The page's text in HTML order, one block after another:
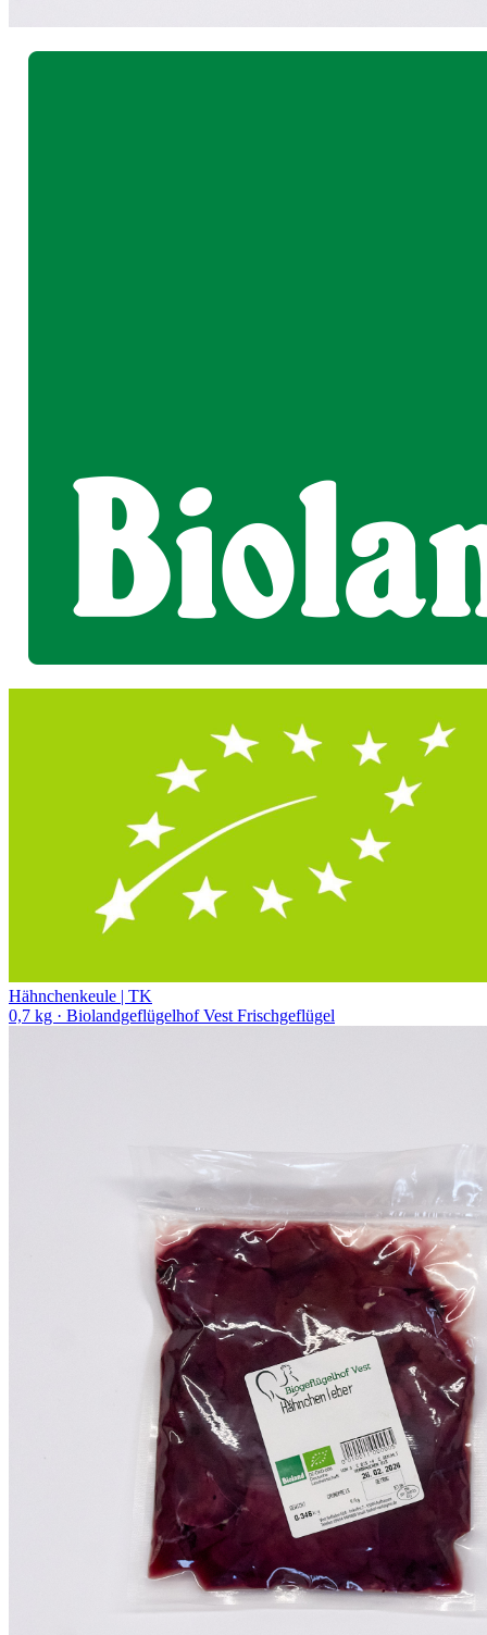
Hähnchenkeule | TK
0,7 kg · Biolandgeflügelhof Vest Frischgeflügel